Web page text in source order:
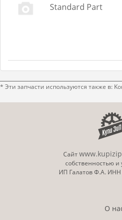
Standard Part
* Эти запчасти используются также в:
Сайт
собственностью и
ИП Галатов Ф.А. ИНН
О